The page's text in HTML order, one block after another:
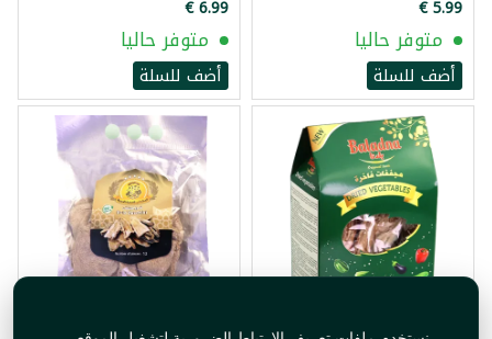
متوفر حاليا
أضف للسلة
متوفر حاليا
أضف للسلة